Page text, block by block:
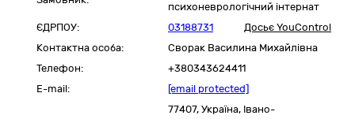
психоневрологічний інтернат
ЄДРПОУ:
03188731
Досьє YouControl
Контактна особа:
Сворак Василина Михайлівна
Телефон:
+380343624411
E-mail:
[email protected]
77407, Україна, Івано-